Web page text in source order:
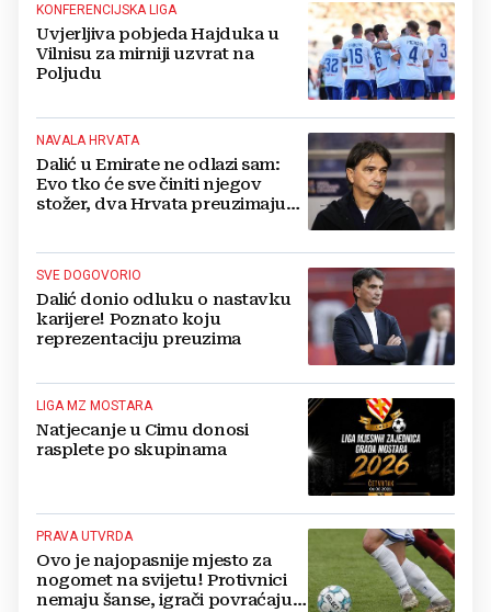
KONFERENCIJSKA LIGA
Uvjerljiva pobjeda Hajduka u
Vilnisu za mirniji uzvrat na
Poljudu
NAVALA HRVATA
Dalić u Emirate ne odlazi sam:
Evo tko će sve činiti njegov
stožer, dva Hrvata preuzimaju
SVE DOGOVORIO
Dalić donio odluku o nastavku
karijere! Poznato koju
reprezentaciju preuzima
LIGA MZ MOSTARA
Natjecanje u Cimu donosi
rasplete po skupinama
PRAVA UTVRDA
Ovo je najopasnije mjesto za
nogomet na svijetu! Protivnici
nemaju šanse, igrači povraćaju,